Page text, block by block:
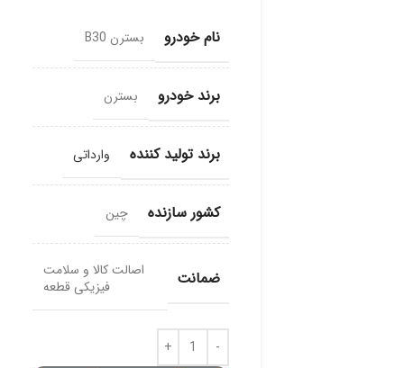
نام خودرو بسترن B30
برند خودرو بسترن
برند تولید کننده وارداتی
کشور سازنده چین
ضمانت
اصالت کالا و سلامت
فیزیکی قطعه